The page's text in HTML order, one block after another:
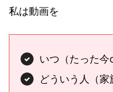
私は動画を
いつ（たった今
どういう人（家